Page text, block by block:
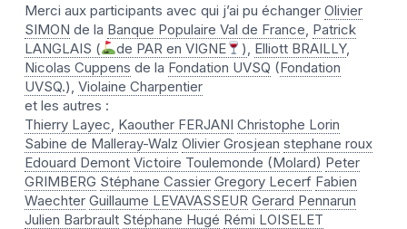
Merci aux participants avec qui j’ai pu échanger Olivier
SIMON de la Banque Populaire Val de France Patrick
LANGLAIS (
de PAR en VIGNE ) Elliott BRAILLY,
Nicolas Cuppens de la Fondation UVSQ (Fondation
UVSQ.), Violaine Charpentier
et les autres :
Thierry Layec Kaouther FERJANI Christophe Lorin
Sabine de Malleray-Walz Olivier Grosjean stephane roux
Edouard Demont Victoire Toulemonde (Molard) Peter
GRIMBERG Stéphane Cassier Gregory Lecerf Fabien
Waechter Guillaume LEVAVASSEUR Gerard Pennarun
Julien Barbrault Stéphane Hugé Rémi LOISELET